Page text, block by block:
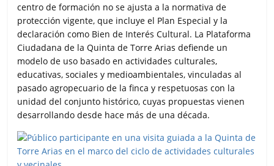
centro de formación no se ajusta a la normativa de
protección vigente, que incluye el Plan Especial y la
declaración como Bien de Interés Cultural. La Plataforma
Ciudadana de la Quinta de Torre Arias defiende un
modelo de uso basado en actividades culturales,
educativas, sociales y medioambientales, vinculadas al
pasado agropecuario de la finca y respetuosas con la
unidad del conjunto histórico, cuyas propuestas vienen
desarrollando desde hace más de una década.